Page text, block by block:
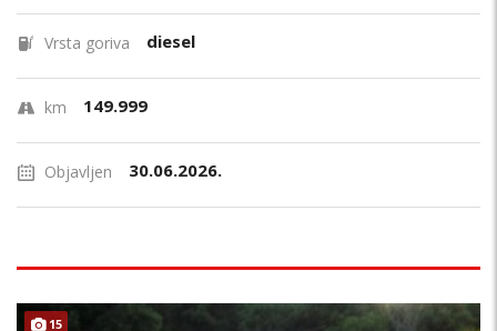
Vrsta goriva diesel
km 149.999
Objavljen 30.06.2026.
15